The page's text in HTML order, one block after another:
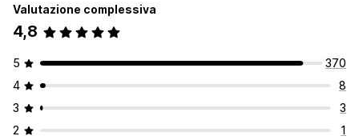
Migrazione dei dati
Collezioni Prodotti
Valutazione complessiva
4,8
5
370
4
8
3
3
2
1